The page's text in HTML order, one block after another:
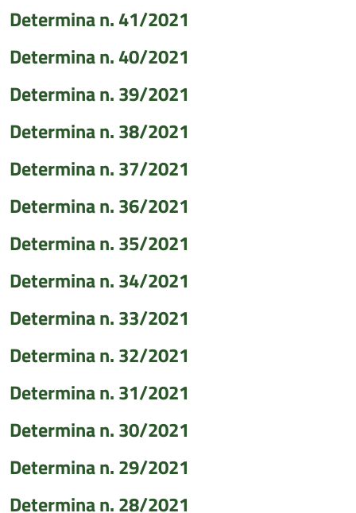
Determina n. 41/2021
Determina n. 40/2021
Determina n. 39/2021
Determina n. 38/2021
Determina n. 37/2021
Determina n. 36/2021
Determina n. 35/2021
Determina n. 34/2021
Determina n. 33/2021
Determina n. 32/2021
Determina n. 31/2021
Determina n. 30/2021
Determina n. 29/2021
Determina n. 28/2021